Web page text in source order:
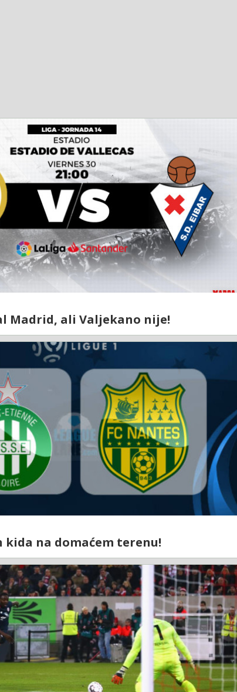
Madrid, ali Valjekano nije!
kida na domaćem terenu!